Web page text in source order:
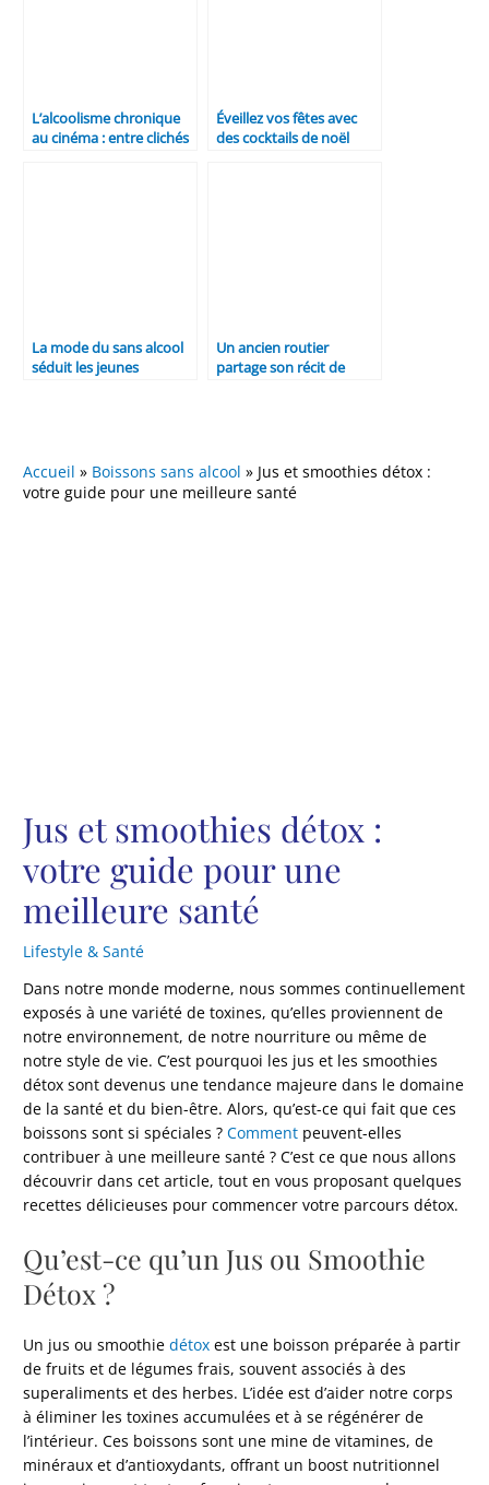
L’alcoolisme chronique
au cinéma : entre clichés
Éveillez vos fêtes avec
des cocktails de noël
La mode du sans alcool
séduit les jeunes
Un ancien routier
partage son récit de
Accueil » Boissons sans alcool » Jus et smoothies détox :
votre guide pour une meilleure santé
Jus et smoothies détox :
votre guide pour une
meilleure santé
Lifestyle & Santé
Dans notre monde moderne, nous sommes continuellement
exposés à une variété de toxines, qu’elles proviennent de
notre environnement, de notre nourriture ou même de
notre style de vie. C’est pourquoi les jus et les smoothies
détox sont devenus une tendance majeure dans le domaine
de la santé et du bien-être. Alors, qu’est-ce qui fait que ces
boissons sont si spéciales ?Comment peuvent-elles
contribuer à une meilleure santé ? C’est ce que nous allons
découvrir dans cet article, tout en vous proposant quelques
recettes délicieuses pour commencer votre parcours détox.
Qu’est-ce qu’un Jus ou Smoothie
Détox ?
Un jus ou smoothiedétox est une boisson préparée à partir
de fruits et de légumes frais, souvent associés à des
superaliments et des herbes. L’idée est d’aider notre corps
à éliminer les toxines accumulées et à se régénérer de
l’intérieur. Ces boissons sont une mine de vitamines, de
minéraux et d’antioxydants, offrant un boost nutritionnel